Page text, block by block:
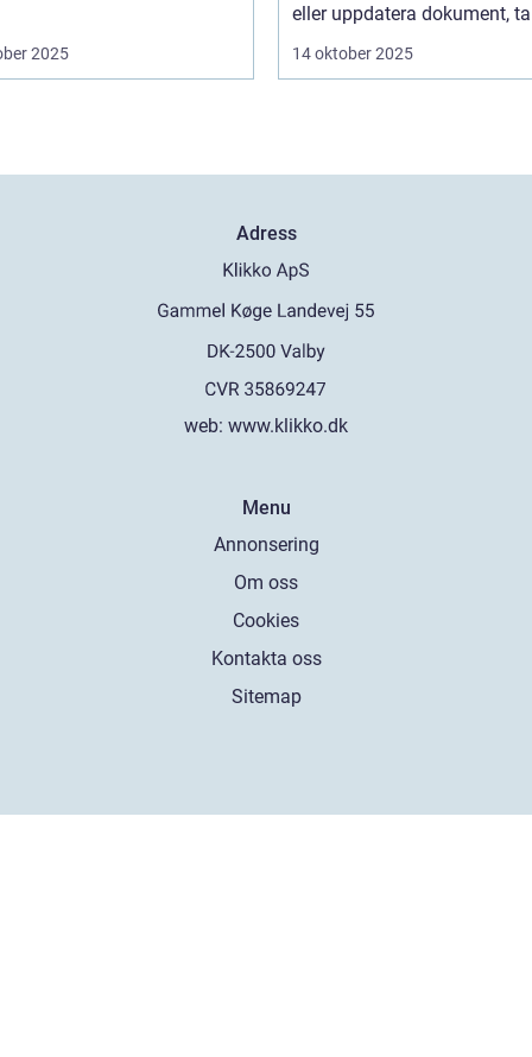
2025
eller uppdatera dokument,
14 oktober 2025
Adress
web: www.klikko.dk
Menu
Annonsering
Om oss
Cookies
Kontakta oss
Sitemap